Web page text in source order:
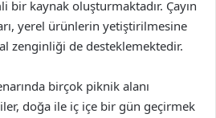
bir kaynak oluşturmaktadır. Çayın
yerel ürünlerin yetiştirilmesine
zenginliği de desteklemektedir.
birçok piknik alanı
doğa ile iç içe bir gün geçirmek